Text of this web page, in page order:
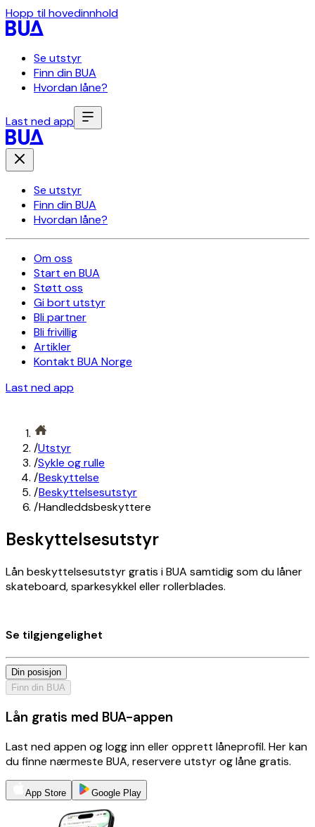
Hopp til hovedinnhold
Se utstyr
Finn din BUA
Hvordan låne?
Last ned app
Se utstyr
Finn din BUA
Hvordan låne?
Om oss
Start en BUA
Støtt oss
Gi bort utstyr
Bli partner
Bli frivillig
Artikler
Kontakt BUA Norge
Last ned app
/Utstyr
/Sykle og rulle
/Beskyttelse
/Beskyttelsesutstyr
/Handleddsbeskyttere
Beskyttelsesutstyr
Lån beskyttelsesutstyr gratis i BUA samtidig som du låner
skateboard, sparkesykkel eller rollerblades.
Se tilgjengelighet
Din posisjon
Finn din BUA
Lån gratis med BUA-appen
Last ned appen og logg inn eller opprett låneprofil. Her kan
du finne nærmeste BUA, reservere utstyr og låne gratis.
App Store Google Play